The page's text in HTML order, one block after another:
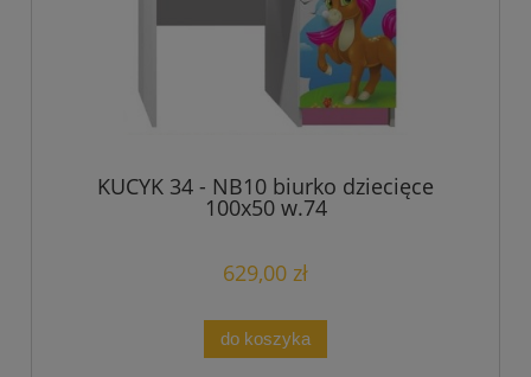
KUCYK 34 - NB10 biurko dziecięce
100x50 w.74
629,00 zł
do koszyka